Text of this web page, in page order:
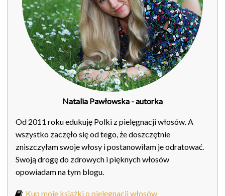
Natalia Pawłowska - autorka
Od 2011 roku edukuję Polki z pielęgnacji włosów. A
wszystko zaczęło się od tego, że doszczętnie
zniszczyłam swoje włosy i postanowiłam je odratować.
Swoją drogę do zdrowych i pięknych włosów
opowiadam na tym blogu.
Kup moje książki o pielęgnacji włosów